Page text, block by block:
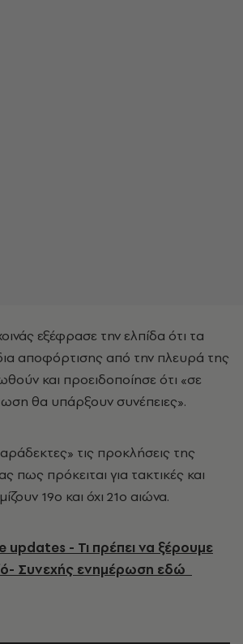
εξέφρασε την ελπίδα ότι τα
αποφόρτισης από την πλευρά της
και προειδοποίησε ότι «σε
θα υπάρξουν συνέπειες».
τις προκλήσεις της
πως πρόκειται για τακτικές και
19ο και όχι 21ο αιώνα.
- Τι πρέπει να ξέρουμε
Συνεχής ενημέρωση εδώ